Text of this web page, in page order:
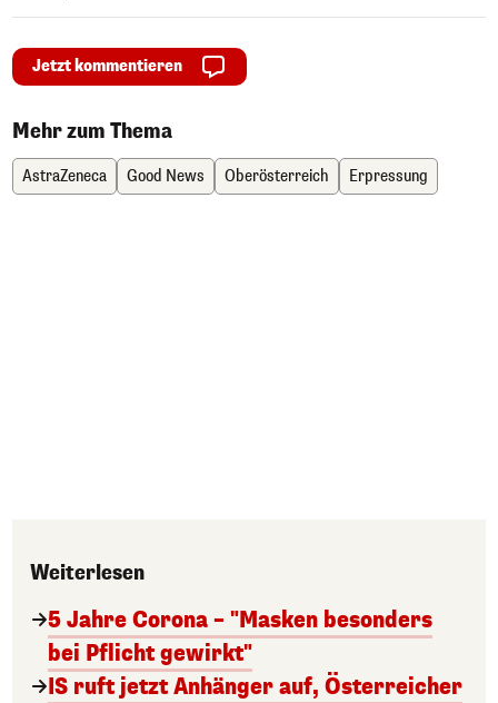
Jetzt kommentieren
Mehr zum Thema
AstraZeneca Good News Oberösterreich Erpressung
Weiterlesen
5 Jahre Corona – "Masken besonders
bei Pflicht gewirkt"
IS ruft jetzt Anhänger auf, Österreicher